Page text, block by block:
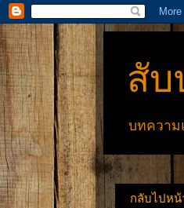
สั
บทความ
กลับไปหน้